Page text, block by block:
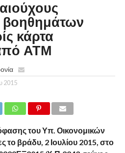
κάρτα
ΑΤΜ
2015
του Υπ. Οικονομικών
το βράδυ, 2 Ιουλίου 2015, στο